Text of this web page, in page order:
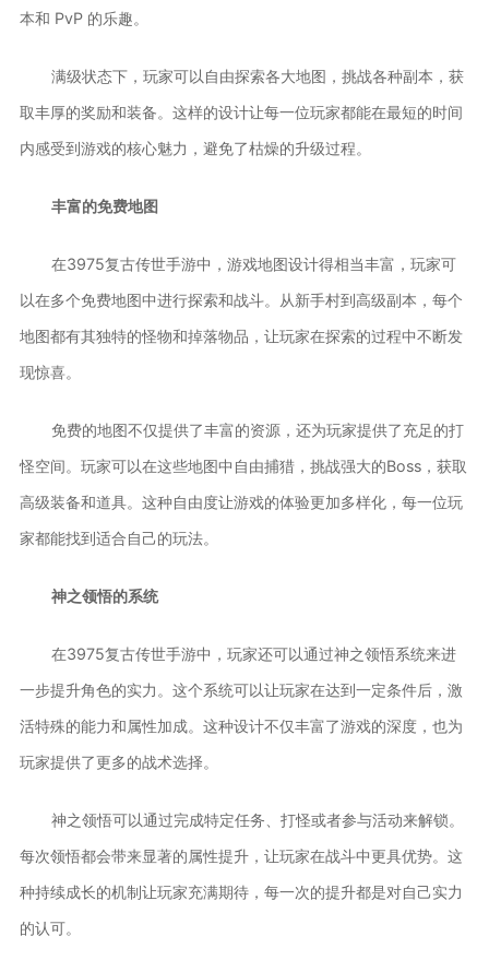
本和 PvP 的乐趣。
满级状态下，玩家可以自由探索各大地图，挑战各种副本，获
取丰厚的奖励和装备。这样的设计让每一位玩家都能在最短的时间
内感受到游戏的核心魅力，避免了枯燥的升级过程。
丰富的免费地图
在3975复古传世手游中，游戏地图设计得相当丰富，玩家可
以在多个免费地图中进行探索和战斗。从新手村到高级副本，每个
地图都有其独特的怪物和掉落物品，让玩家在探索的过程中不断发
现惊喜。
免费的地图不仅提供了丰富的资源，还为玩家提供了充足的打
怪空间。玩家可以在这些地图中自由捕猎，挑战强大的Boss，获取
高级装备和道具。这种自由度让游戏的体验更加多样化，每一位玩
家都能找到适合自己的玩法。
神之领悟的系统
在3975复古传世手游中，玩家还可以通过神之领悟系统来进
一步提升角色的实力。这个系统可以让玩家在达到一定条件后，激
活特殊的能力和属性加成。这种设计不仅丰富了游戏的深度，也为
玩家提供了更多的战术选择。
神之领悟可以通过完成特定任务、打怪或者参与活动来解锁。
每次领悟都会带来显著的属性提升，让玩家在战斗中更具优势。这
种持续成长的机制让玩家充满期待，每一次的提升都是对自己实力
的认可。